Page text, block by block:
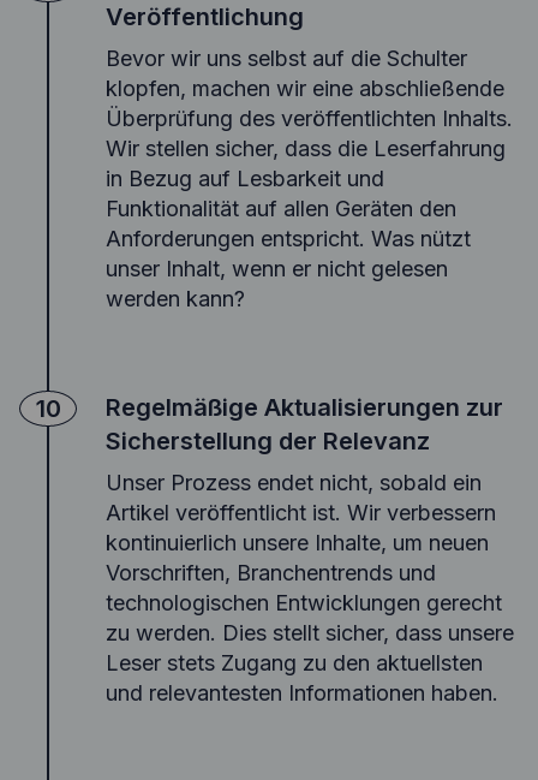
Veröffentlichung
Bevor wir uns selbst auf die Schulter
klopfen, machen wir eine abschließende
Überprüfung des veröffentlichten Inhalts.
Wir stellen sicher, dass die Leserfahrung
in Bezug auf Lesbarkeit und
Funktionalität auf allen Geräten den
Anforderungen entspricht. Was nützt
unser Inhalt, wenn er nicht gelesen
werden kann?
10
Regelmäßige Aktualisierungen zur
Sicherstellung der Relevanz
Unser Prozess endet nicht, sobald ein
Artikel veröffentlicht ist. Wir verbessern
kontinuierlich unsere Inhalte, um neuen
Vorschriften, Branchentrends und
technologischen Entwicklungen gerecht
zu werden. Dies stellt sicher, dass unsere
Leser stets Zugang zu den aktuellsten
und relevantesten Informationen haben.